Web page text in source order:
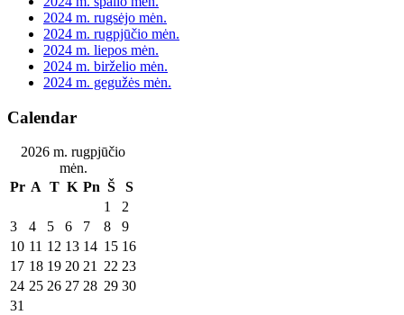
2024 m. rugsėjo mėn.
2024 m. rugpjūčio mėn.
2024 m. liepos mėn.
2024 m. birželio mėn.
2024 m. gegužės mėn.
Calendar
2026 m. rugpjūčio
mėn.
Pr A T K Pn Š
S
1
2
3
4 5 6 7 8
9
10 11 12 13 14 15 16
17 18 19 20 21 22 23
24 25 26 27 28 29 30
31